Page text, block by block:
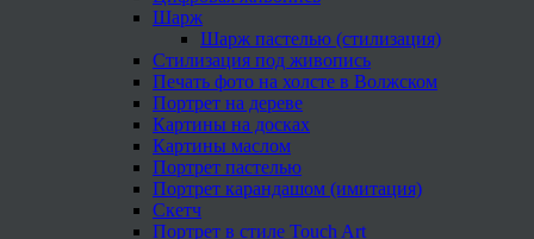
Шарж
Шарж пастелью (стилизация)
Стилизация под живопись
Печать фото на холсте в Волжском
Портрет на дереве
Картины на досках
Картины маслом
Портрет пастелью
Портрет карандашом (имитация)
Скетч
Портрет в стиле Touch Art